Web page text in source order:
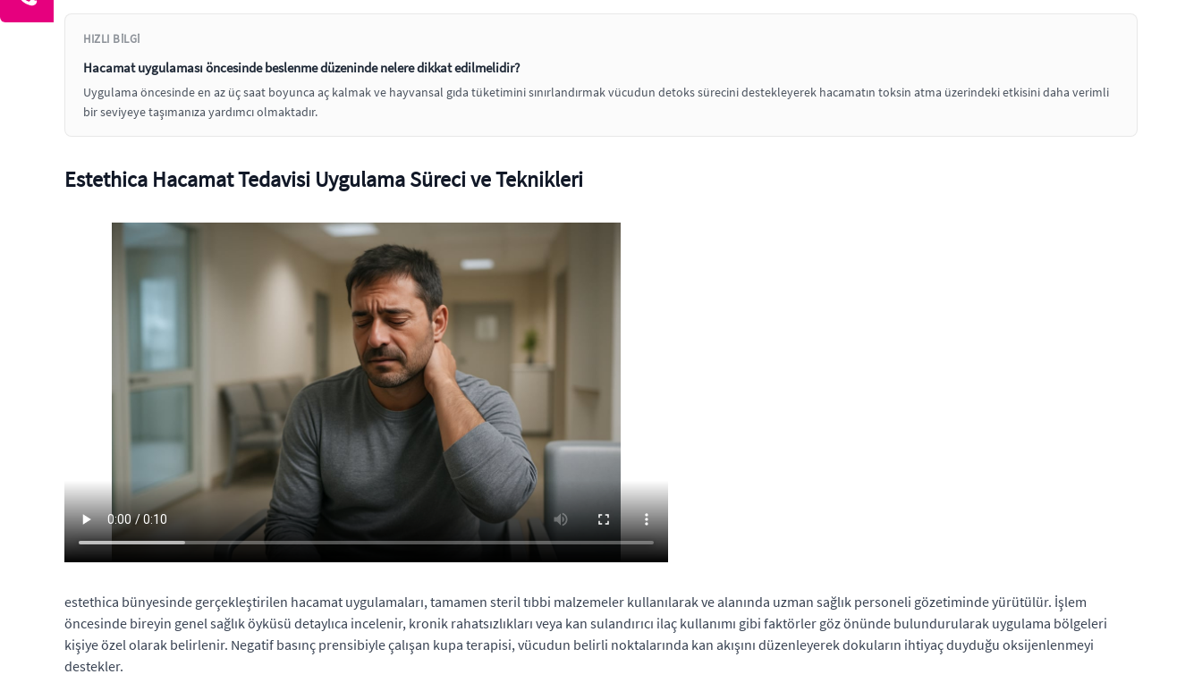
HIZLI BILGI
Hacamat uygulaması öncesinde beslenme düzeninde nelere dikkat edilmelidir?
Uygulama öncesinde en az üç saat boyunca aç kalmak ve hayvansal gıda tüketimini sınırlandırmak vücudun detoks sürecini destekleyerek hacamatın toksin atma üzerindeki etkisini daha verimli
bir seviyeye taşımanıza yardımcı olmaktadır.
Estethica Hacamat Tedavisi Uygulama Süreci ve Teknikleri
estethica bünyesinde gerçekleştirilen hacamat uygulamaları, tamamen steril tıbbi malzemeler kullanılarak ve alanında uzman sağlık personeli gözetiminde yürütülür. İşlem
öncesinde bireyin genel sağlık öyküsü detaylıca incelenir, kronik rahatsızlıkları veya kan sulandırıcı ilaç kullanımı gibi faktörler göz önünde bulundurularak uygulama bölgeleri
kişiye özel olarak belirlenir. Negatif basınç prensibiyle çalışan kupa terapisi, vücudun belirli noktalarında kan akışını düzenleyerek dokuların ihtiyaç duyduğu oksijenlenmeyi
destekler.